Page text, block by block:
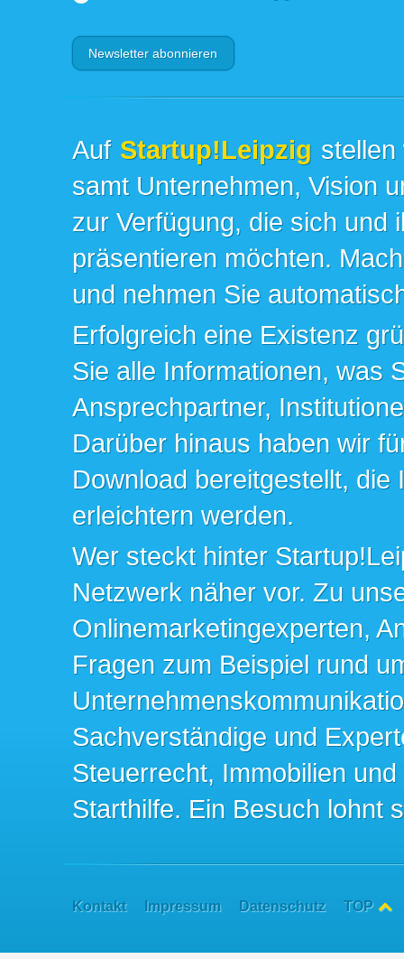
Auf Startup!Leipzig
samt Unternehmen, Vision
zur Verfügung, die sich und
präsentieren möchten.
und nehmen Sie
Erfolgreich eine Existenz
Sie alle Informationen, was
Ansprechpartner,
Darüber hinaus haben wir
Download bereitgestellt,
erleichtern werden.
Wer steckt hinter
Netzwerk näher vor. Zu
Onlinemarketingexperten,
Fragen zum Beispiel rund
Sachverständige und
Steuerrecht, Immobilien
Starthilfe. Ein Besuch lohnt
Kontakt Impressum Datenschutz TOP